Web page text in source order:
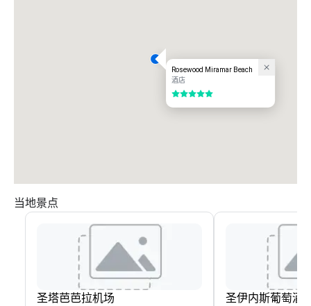
Rosewood Miramar Beach
酒店
5/5
当地景点
圣塔芭芭拉机场 圣伊内斯葡萄酒